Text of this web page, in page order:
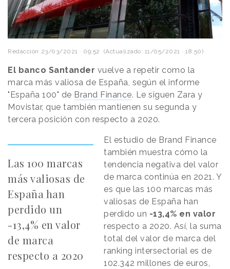
Redacción 23/03/2021 · 09:52 (Actualizado: 11/05/2021 · 18:50)
El banco Santander vuelve a repetir como la
marca más valiosa de España, según el informe
"España 100" de Brand Finance. Le siguen Zara y
Movistar, que también mantienen su segunda y
tercera posición con respecto a 2020.
Las 100 marcas
más valiosas de
España han
perdido un
-13,4% en valor
de marca
respecto a 2020
El estudio de Brand Finance
también muestra cómo la
tendencia negativa del valor
de marca continúa en 2021. Y
es que las 100 marcas más
valiosas de España han
perdido un -13,4% en valor
respecto a 2020. Así, la suma
total del valor de marca del
ranking intersectorial es de
102.342 millones de euros,